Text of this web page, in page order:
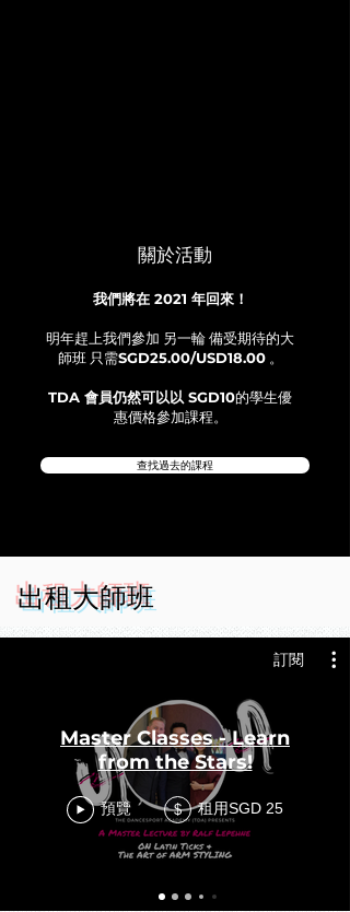
關於活動
我們將在 2021 年回來！
明年趕上我們參加 另一輪備受期待的大
師班 只需SGD25.00/USD18.00。
TDA 會員仍然可以以 SGD10的學生優
惠價格參加課程。
查找過去的課程
出租大師班
訂閱
Master Classes - Learn
from the Stars!
預覽 $ 租用SGD 25